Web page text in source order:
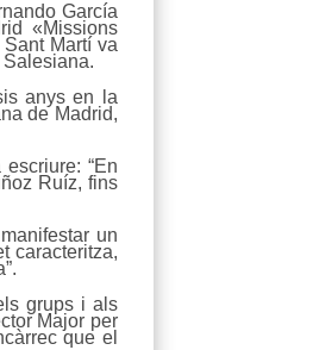
García
«Missions
Martí va
anys en la
de Madrid,
“En
Ruíz, fins
un
caracteritza,
grups i als
Major per
que el